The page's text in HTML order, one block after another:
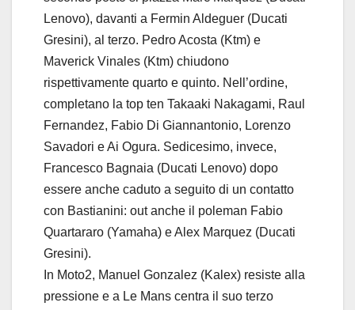
Lenovo), davanti a Fermin Aldeguer (Ducati
Gresini), al terzo. Pedro Acosta (Ktm) e
Maverick Vinales (Ktm) chiudono
rispettivamente quarto e quinto. Nell’ordine,
completano la top ten Takaaki Nakagami, Raul
Fernandez, Fabio Di Giannantonio, Lorenzo
Savadori e Ai Ogura. Sedicesimo, invece,
Francesco Bagnaia (Ducati Lenovo) dopo
essere anche caduto a seguito di un contatto
con Bastianini: out anche il poleman Fabio
Quartararo (Yamaha) e Alex Marquez (Ducati
Gresini).
In Moto2, Manuel Gonzalez (Kalex) resiste alla
pressione e a Le Mans centra il suo terzo